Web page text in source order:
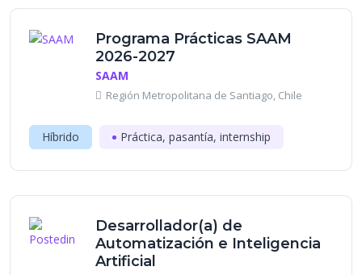
Programa Prácticas SAAM
2026-2027
SAAM
Región Metropolitana de Santiago, Chile
Híbrido Práctica, pasantía, internship
Desarrollador(a) de
Automatización e Inteligencia
Artificial